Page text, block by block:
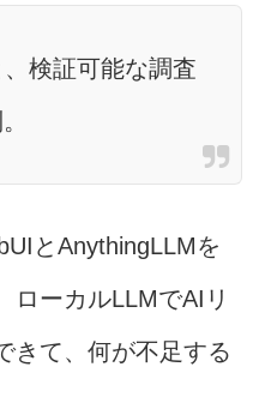
検証可能な調査
とAnythingLLMを
ローカルLLMでAIリ
きて、何が不足する